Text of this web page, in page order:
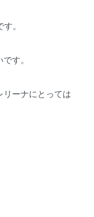
。
す。
ーナにとっては